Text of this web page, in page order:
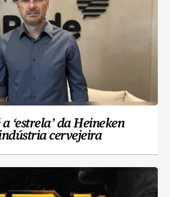
‘estrela’ da Heineken
cervejeira